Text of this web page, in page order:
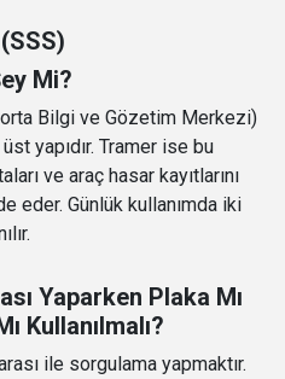
Mi?
Bilgi ve Gözetim Merkezi)
yapıdır. Tramer ise bu
ve araç hasar kayıtlarını
eder. Günlük kullanımda iki
Yaparken Plaka Mı
Kullanılmalı?
ile sorgulama yapmaktır.